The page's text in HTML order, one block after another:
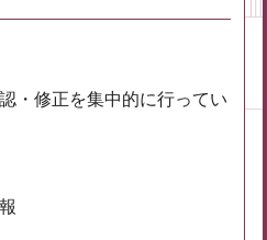
・修正を集中的に行ってい